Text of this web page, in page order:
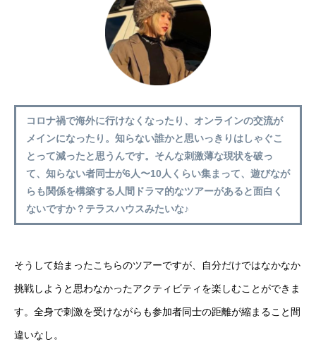
コロナ禍で海外に行けなくなったり、オンラインの交流が
メインになったり。知らない誰かと思いっきりはしゃぐこ
とって減ったと思うんです。そんな刺激薄な現状を破っ
て、知らない者同士が6人〜10人くらい集まって、遊びなが
らも関係を構築する人間ドラマ的なツアーがあると面白く
ないですか？テラスハウスみたいな♪
そうして始まったこちらのツアーですが、自分だけではなかなか
挑戦しようと思わなかったアクティビティを楽しむことができま
す。全身で刺激を受けながらも参加者同士の距離が縮まること間
違いなし。